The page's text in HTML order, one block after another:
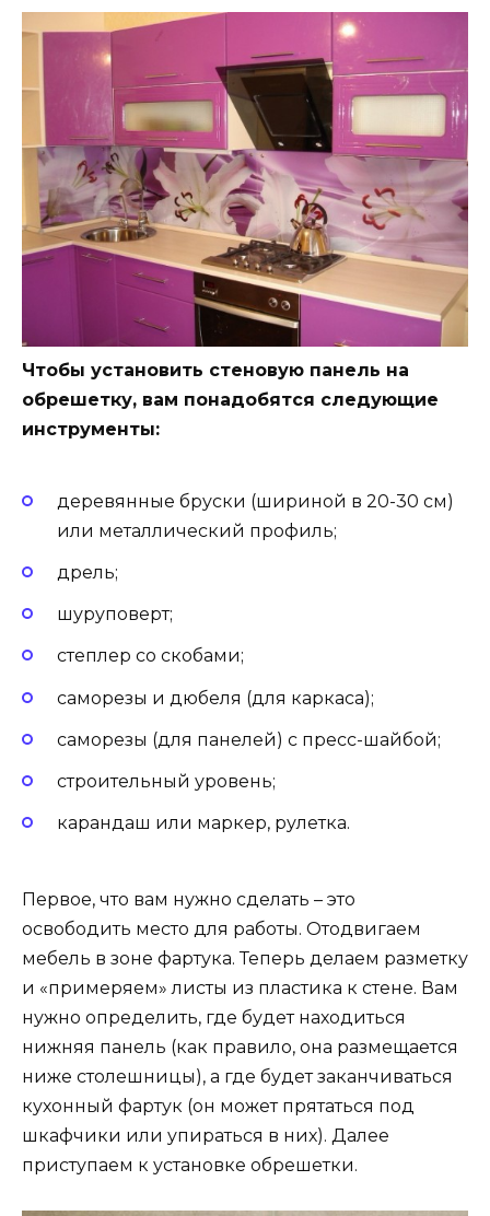
Чтобы установить стеновую панель на
обрешетку, вам понадобятся следующие
инструменты:
деревянные бруски (шириной в 20-30 см)
или металлический профиль;
дрель;
шуруповерт;
степлер со скобами;
саморезы и дюбеля (для каркаса);
саморезы (для панелей) с пресс-шайбой;
строительный уровень;
карандаш или маркер, рулетка.
Первое, что вам нужно сделать – это
освободить место для работы. Отодвигаем
мебель в зоне фартука. Теперь делаем разметку
и «примеряем» листы из пластика к стене. Вам
нужно определить, где будет находиться
нижняя панель (как правило, она размещается
ниже столешницы), а где будет заканчиваться
кухонный фартук (он может прятаться под
шкафчики или упираться в них). Далее
приступаем к установке обрешетки.